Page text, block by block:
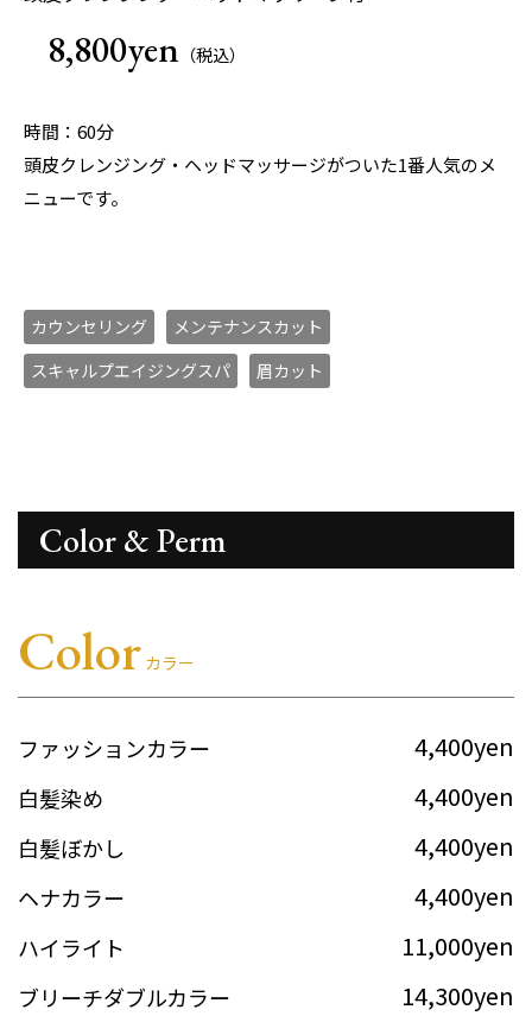
8,800yen （税込）
時間：60分
頭皮クレンジング・ヘッドマッサージがついた1番人気のメ
ニューです。
カウンセリング
メンテナンスカット
スキャルプエイジングスパ
眉カット
Color & Perm
Color カラー
ファッションカラー 4,400yen
白髪染め 4,400yen
白髪ぼかし 4,400yen
ヘナカラー 4,400yen
ハイライト 11,000yen
ブリーチダブルカラー 14,300yen